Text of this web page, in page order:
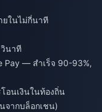
ยในไม่กี่นาที
วินาที
Pay — สำเร็จ 90-93%,
อนเงินในท้องถิ่น
จากบล็อกเชน)